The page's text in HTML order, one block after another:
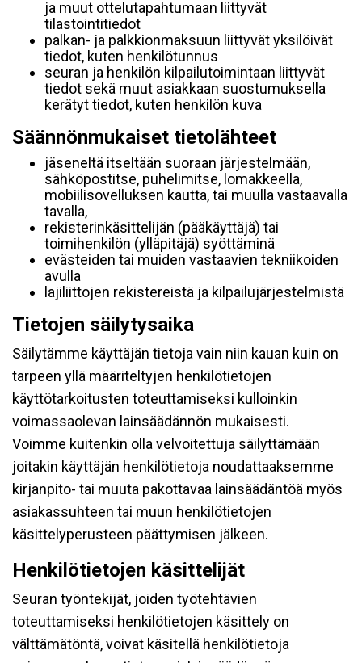
ja muut ottelutapahtumaan liittyvät
tilastointitiedot
palkan- ja palkkionmaksuun liittyvät yksilöivät
tiedot, kuten henkilötunnus
seuran ja henkilön kilpailutoimintaan liittyvät
tiedot sekä muut asiakkaan suostumuksella
kerätyt tiedot, kuten henkilön kuva
Säännönmukaiset tietolähteet
jäseneltä itseltään suoraan järjestelmään,
sähköpostitse, puhelimitse, lomakkeella,
mobiilisovelluksen kautta, tai muulla vastaavalla
tavalla,
rekisterinkäsittelijän (pääkäyttäjä) tai
toimihenkilön (ylläpitäjä) syöttäminä
evästeiden tai muiden vastaavien tekniikoiden
avulla
lajiliittojen rekistereistä ja kilpailujärjestelmistä
Tietojen säilytysaika
Säilytämme käyttäjän tietoja vain niin kauan kuin on
tarpeen yllä määriteltyjen henkilötietojen
käyttötarkoitusten toteuttamiseksi kulloinkin
voimassaolevan lainsäädännön mukaisesti.
Voimme kuitenkin olla velvoitettuja säilyttämään
joitakin käyttäjän henkilötietoja noudattaaksemme
kirjanpito- tai muuta pakottavaa lainsäädäntöä myös
asiakassuhteen tai muun henkilötietojen
käsittelyperusteen päättymisen jälkeen.
Henkilötietojen käsittelijät
Seuran työntekijät, joiden työtehtävien
toteuttamiseksi henkilötietojen käsittely on
välttämätöntä, voivat käsitellä henkilötietoja